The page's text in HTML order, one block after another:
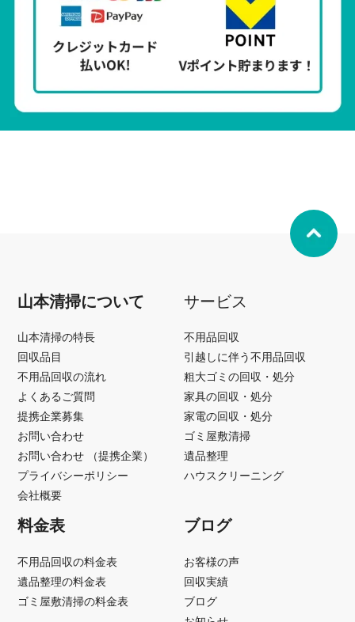
山本清掃について
山本清掃の特長
回収品目
不用品回収の流れ
よくあるご質問
提携企業募集
お問い合わせ
お問い合わせ （提携企業）
プライバシーポリシー
会社概要
サービス
不用品回収
引越しに伴う不用品回収
粗大ゴミの回収・処分
家具の回収・処分
家電の回収・処分
ゴミ屋敷清掃
遺品整理
ハウスクリーニング
料金表
不用品回収の料金表
遺品整理の料金表
ゴミ屋敷清掃の料金表
ブログ
お客様の声
回収実績
ブログ